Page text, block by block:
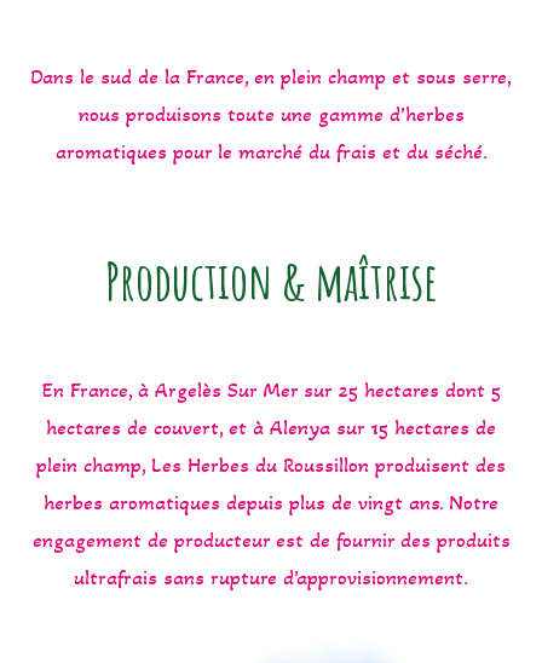
Dans le sud de la France, en plein champ et sous serre,
nous produisons toute une gamme d’herbes
aromatiques pour le marché du frais et du séché.
Production & maîtrise
En France, à Argelès Sur Mer sur 25 hectares dont 5
hectares de couvert, et à Alenya sur 15 hectares de
plein champ, Les Herbes du Roussillon produisent des
herbes aromatiques depuis plus de vingt ans. Notre
engagement de producteur est de fournir des produits
ultrafrais sans rupture d’approvisionnement.